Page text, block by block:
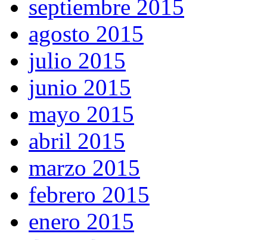
septiembre 2015
agosto 2015
julio 2015
junio 2015
mayo 2015
abril 2015
marzo 2015
febrero 2015
enero 2015